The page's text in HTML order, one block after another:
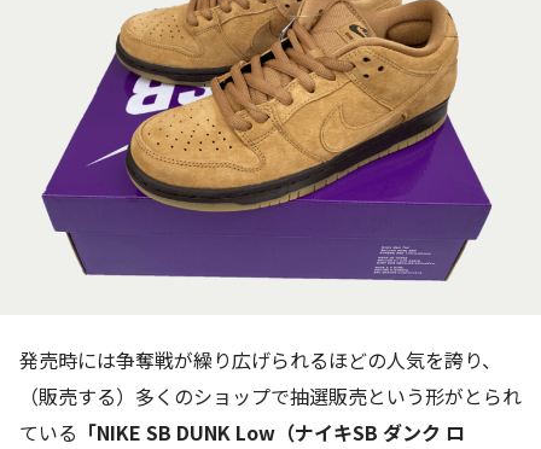
発売時には争奪戦が繰り広げられるほどの人気を誇り、
（販売する）多くのショップで抽選販売という形がとられ
ている 「NIKE SB DUNK Low（ナイキSB ダンク ロ